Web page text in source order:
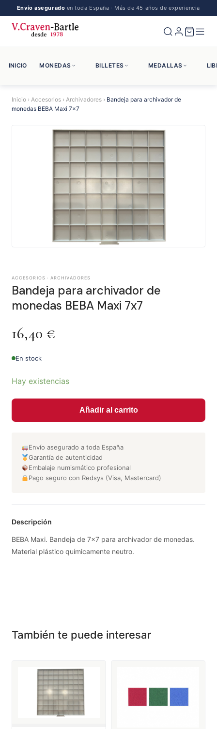
Envío asegurado en toda España · Más de 45 años de experiencia
INICIO MONEDAS BILLETES MEDALLAS
Inicio › Accesorios › Archivadores › Bandeja para archivador de
monedas BEBA Maxi 7x7
ACCESORIOS · ARCHIVADORES
Bandeja para archivador de
monedas BEBA Maxi 7x7
16,40 €
En stock
Hay existencias
Añadir al carrito
Envío asegurado a toda España
Garantía de autenticidad
Embalaje numismático profesional
Pago seguro con Redsys (Visa, Mastercard)
Descripción
BEBA Maxi. Bandeja de 7x7 para archivador de monedas.
Material plástico químicamente neutro.
También te puede interesar